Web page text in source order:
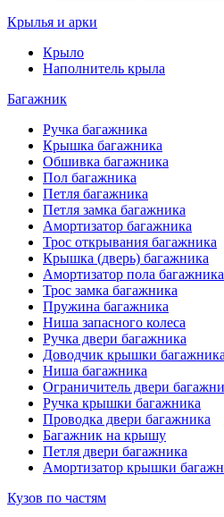
Крылья и арки
Крыло
Наполнитель крыла
Багажник
Ручка багажника
Крышка багажника
Обшивка багажника
Пол багажника
Петля багажника
Петля замка багажника
Амортизатор багажника
Трос открывания багажника
Крышка (дверь) багажника
Амортизатор пола багажника
Трос замка багажника
Пружина багажника
Ниша запасного колеса
Ручка двери багажника
Доводчик крышки багажника
Ниша багажника
Ограничитель двери
Ручка крышки багажника
Проводка двери багажника
Багажник на крышу
Петля двери багажника
Амортизатор крышки
Кузов по частям